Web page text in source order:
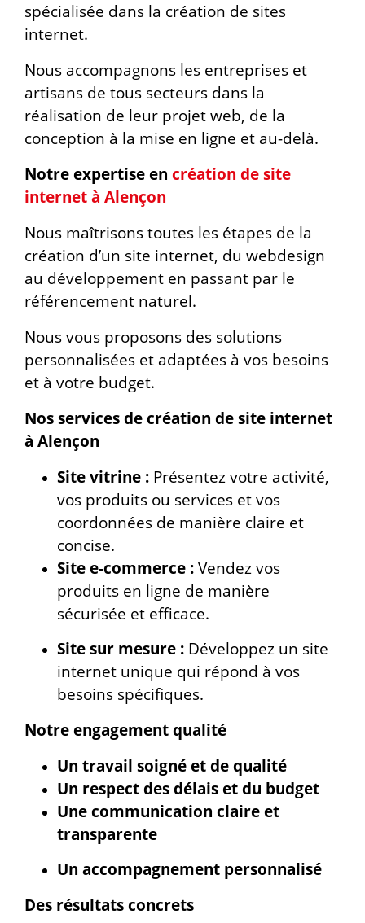
spécialisée dans la création de sites
internet.
Nous accompagnons les entreprises et
artisans de tous secteurs dans la
réalisation de leur projet web, de la
conception à la mise en ligne et au-delà.
Notre expertise en création de site
internet à Alençon
Nous maîtrisons toutes les étapes de la
création d’un site internet, du webdesign
au développement en passant par le
référencement naturel.
Nous vous proposons des solutions
personnalisées et adaptées à vos besoins
et à votre budget.
Nos services de création de site internet
à Alençon
Site vitrine : Présentez votre activité,
vos produits ou services et vos
coordonnées de manière claire et
concise.
Site e-commerce : Vendez vos
produits en ligne de manière
sécurisée et efficace.
Site sur mesure : Développez un site
internet unique qui répond à vos
besoins spécifiques.
Notre engagement qualité
Un travail soigné et de qualité
Un respect des délais et du budget
Une communication claire et
transparente
Un accompagnement personnalisé
Des résultats concrets